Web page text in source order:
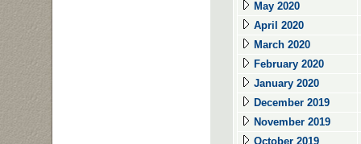
May 2020
April 2020
March 2020
February 2020
January 2020
December 2019
November 2019
October 2019